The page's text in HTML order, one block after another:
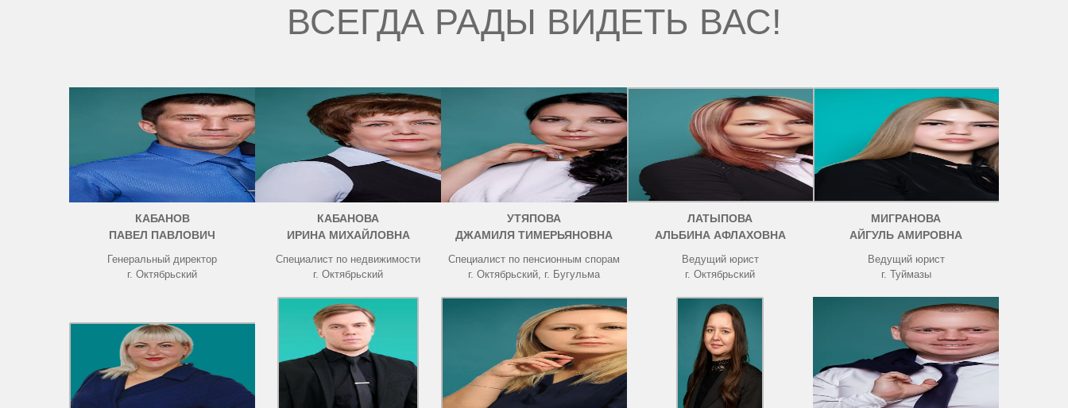
ВСЕГДА РАДЫ ВИДЕТЬ ВАС!
КАБАНОВ
ПАВЕЛ ПАВЛОВИЧ
Генеральный директор
г. Октябрьский
КАБАНОВА
ИРИНА МИХАЙЛОВНА
Специалист по недвижимости
г. Октябрьский
УТЯПОВА
ДЖАМИЛЯ ТИМЕРЬЯНОВНА
Специалист по пенсионным спорам
г. Октябрьский, г. Бугульма
ЛАТЫПОВА
АЛЬБИНА АФЛАХОВНА
Ведущий юрист
г. Октябрьский
МИГРАНОВА
АЙГУЛЬ АМИРОВНА
Ведущий юрист
г. Туймазы